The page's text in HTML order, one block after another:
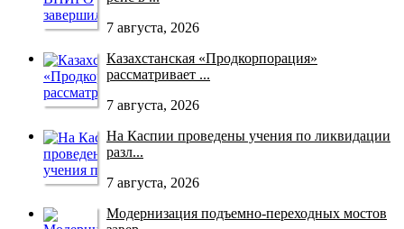
7 августа, 2026
Казахстанская «Продкорпорация»
рассматривает ...
7 августа, 2026
На Каспии проведены учения по ликвидации
разл...
7 августа, 2026
Модернизация подъемно-переходных мостов